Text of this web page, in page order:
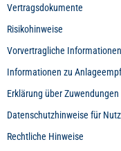
Vertragsdokumente
Risikohinweise
Vorvertragliche
Informationen zu
Erklärung über Zuwendungen
Datenschutzhinweise für
Rechtliche Hinweise